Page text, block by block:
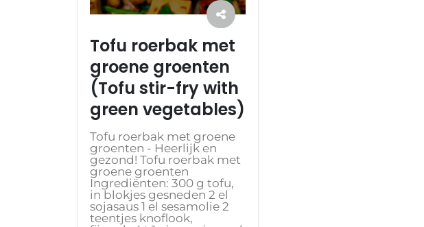
Tofu roerbak met
groene groenten
(Tofu stir-fry with
green vegetables)
Tofu roerbak met groene
groenten - Heerlijk en
gezond! Tofu roerbak met
groene groenten
Ingrediënten: 300 g tofu,
in blokjes gesneden 2 el
sojasaus 1 el sesamolie 2
teentjes knoflook,